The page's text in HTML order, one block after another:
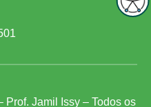
Jamil Issy – Todos os